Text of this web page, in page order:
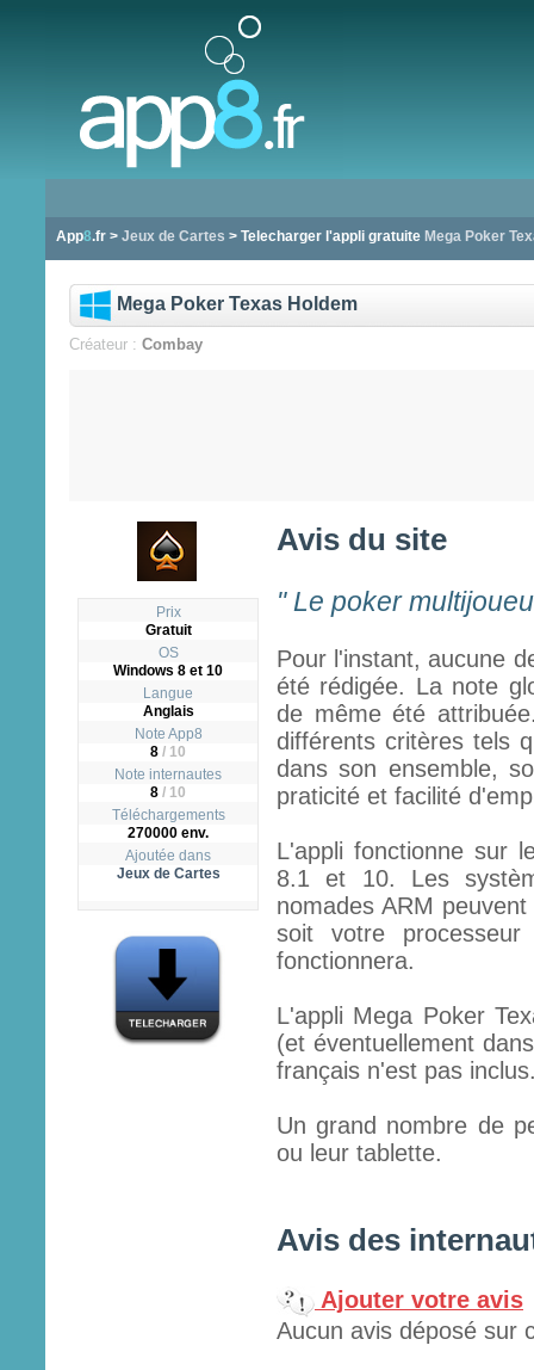
App8.fr > Jeux de Cartes > Telecharger l'appli gratuite Mega Poker
Mega Poker Texas Holdem
Créateur : Combay
Prix
Gratuit
OS
Windows 8 et 10
Langue
Anglais
Note App8
8 / 10
Note internautes
8 / 10
Téléchargements
270000 env.
Ajoutée dans
Jeux de Cartes
Avis du site
" Le poker
Pour l'instant, aucune
été rédigée. La note
de même été
différents critères tels
dans son ensemble,
praticité et facilité
L'appli fonctionne sur
8.1 et 10. Les
nomades ARM
soit votre
fonctionnera.
L'appli Mega Poker
(et éventuellement
français n'est pas
Un grand nombre de
ou leur tablette.
Avis des
Ajouter votre avis
Aucun avis déposé sur